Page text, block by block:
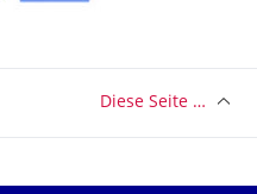
Diese Seite …